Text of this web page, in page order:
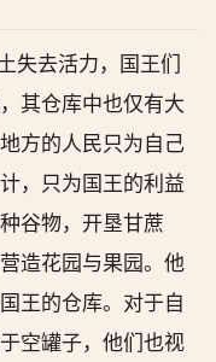
失去活力，国王们
其仓库中也仅有大
方的人民只为自己
，只为国王的利益
谷物，开垦甘蔗
造花园与果园。他
王的仓库。对于自
空罐子，他们也视